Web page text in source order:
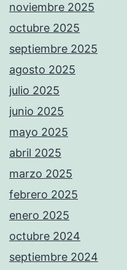
noviembre 2025
octubre 2025
septiembre 2025
agosto 2025
julio 2025
junio 2025
mayo 2025
abril 2025
marzo 2025
febrero 2025
enero 2025
octubre 2024
septiembre 2024